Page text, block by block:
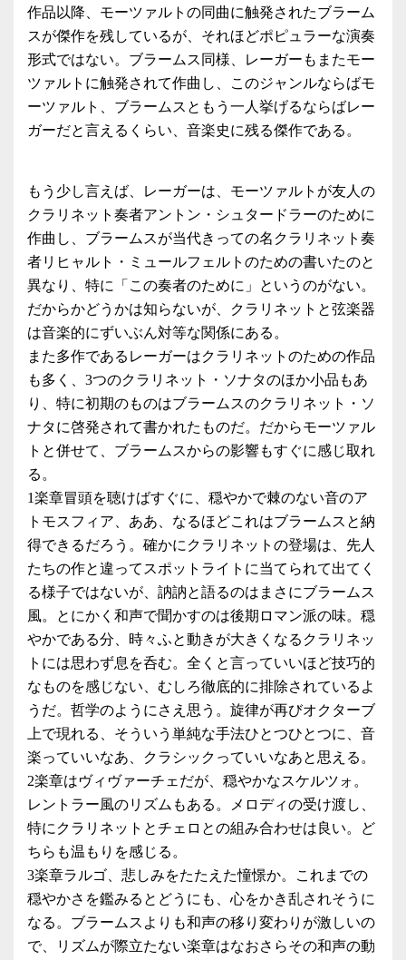
作品以降、モーツァルトの同曲に触発されたブラーム
スが傑作を残しているが、それほどポピュラーな演奏
形式ではない。ブラームス同様、レーガーもまたモー
ツァルトに触発されて作曲し、このジャンルならばモ
ーツァルト、ブラームスともう一人挙げるならばレー
ガーだと言えるくらい、音楽史に残る傑作である。
もう少し言えば、レーガーは、モーツァルトが友人の
クラリネット奏者アントン・シュタードラーのために
作曲し、ブラームスが当代きっての名クラリネット奏
者リヒャルト・ミュールフェルトのための書いたのと
異なり、特に「この奏者のために」というのがない。
だからかどうかは知らないが、クラリネットと弦楽器
は音楽的にずいぶん対等な関係にある。
また多作であるレーガーはクラリネットのための作品
も多く、3つのクラリネット・ソナタのほか小品もあ
り、特に初期のものはブラームスのクラリネット・ソ
ナタに啓発されて書かれたものだ。だからモーツァル
トと併せて、ブラームスからの影響もすぐに感じ取れ
る。
1楽章冒頭を聴けばすぐに、穏やかで棘のない音のア
トモスフィア、ああ、なるほどこれはブラームスと納
得できるだろう。確かにクラリネットの登場は、先人
たちの作と違ってスポットライトに当てられて出てく
る様子ではないが、訥訥と語るのはまさにブラームス
風。とにかく和声で聞かすのは後期ロマン派の味。穏
やかである分、時々ふと動きが大きくなるクラリネッ
トには思わず息を呑む。全くと言っていいほど技巧的
なものを感じない、むしろ徹底的に排除されているよ
うだ。哲学のようにさえ思う。旋律が再びオクターブ
上で現れる、そういう単純な手法ひとつひとつに、音
楽っていいなあ、クラシックっていいなあと思える。
2楽章はヴィヴァーチェだが、穏やかなスケルツォ。
レントラー風のリズムもある。メロディの受け渡し、
特にクラリネットとチェロとの組み合わせは良い。ど
ちらも温もりを感じる。
3楽章ラルゴ、悲しみをたたえた憧憬か。これまでの
穏やかさを鑑みるとどうにも、心をかき乱されそうに
なる。ブラームスよりも和声の移り変わりが激しいの
で、リズムが際立たない楽章はなおさらその和声の動